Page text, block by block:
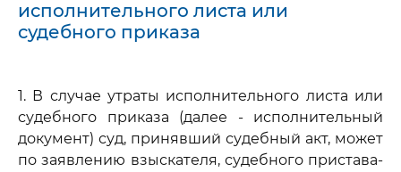
исполнительного листа или
судебного приказа
1. В случае утраты исполнительного листа или
судебного приказа (далее - исполнительный
документ) суд, принявший судебный акт, может
по заявлению взыскателя, судебного пристава-